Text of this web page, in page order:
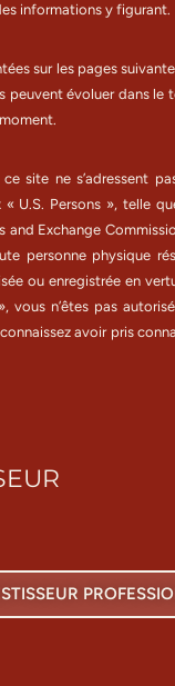
informations y figurant.
sur les pages
peuvent évoluer dans le
site ne s’adressent
« U.S. Persons », telle
and Exchange
personne physique
ou enregistrée en
vous n’êtes pas
avoir pris